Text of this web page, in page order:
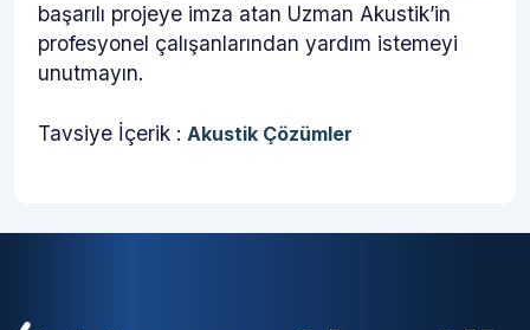
başarılı projeye imza atan Uzman Akustik’in
profesyonel çalışanlarından yardım istemeyi
unutmayın.
Tavsiye İçerik : Akustik Çözümler